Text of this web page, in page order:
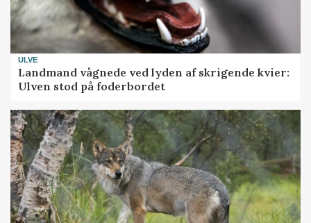
ULVE
Landmand vågnede ved lyden af skrigende kvier:
Ulven stod på foderbordet